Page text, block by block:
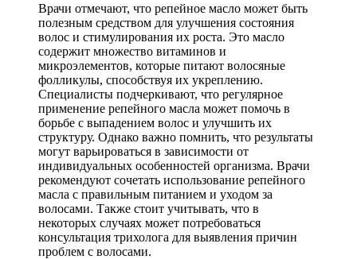
Врачи отмечают, что репейное масло может быть
полезным средством для улучшения состояния
волос и стимулирования их роста. Это масло
содержит множество витаминов и
микроэлементов, которые питают волосяные
фолликулы, способствуя их укреплению.
Специалисты подчеркивают, что регулярное
применение репейного масла может помочь в
борьбе с выпадением волос и улучшить их
структуру. Однако важно помнить, что результаты
могут варьироваться в зависимости от
индивидуальных особенностей организма. Врачи
рекомендуют сочетать использование репейного
масла с правильным питанием и уходом за
волосами. Также стоит учитывать, что в
некоторых случаях может потребоваться
консультация трихолога для выявления причин
проблем с волосами.